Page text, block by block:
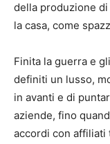
della produzione
la casa, come
Finita la guerra e
definiti un lusso,
in avanti e di
aziende, fino
accordi con affiliati